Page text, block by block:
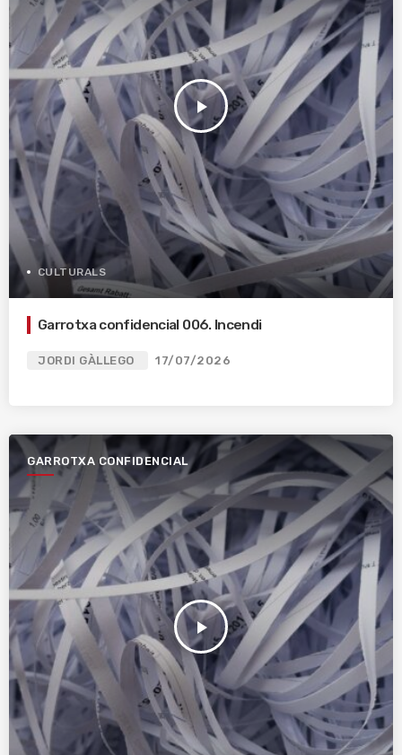
play_arrow
CULTURALS
Garrotxa confidencial 006. Incendi
JORDI GÀLLEGO 17/07/2026
GARROTXA CONFIDENCIAL
play_arrow